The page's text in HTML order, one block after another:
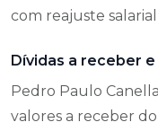
com reajuste
Dívidas a receber
Pedro Paulo
valores a receber